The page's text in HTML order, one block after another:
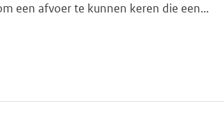
een afvoer te kunnen keren die een...